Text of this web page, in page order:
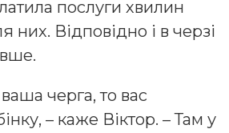
послуги хвилин
них. Відповідно і в черзі
черга, то вас
– каже Віктор. – Там у